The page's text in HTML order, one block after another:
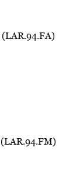
(LAR.94.FA)
(LAR.94.FM)